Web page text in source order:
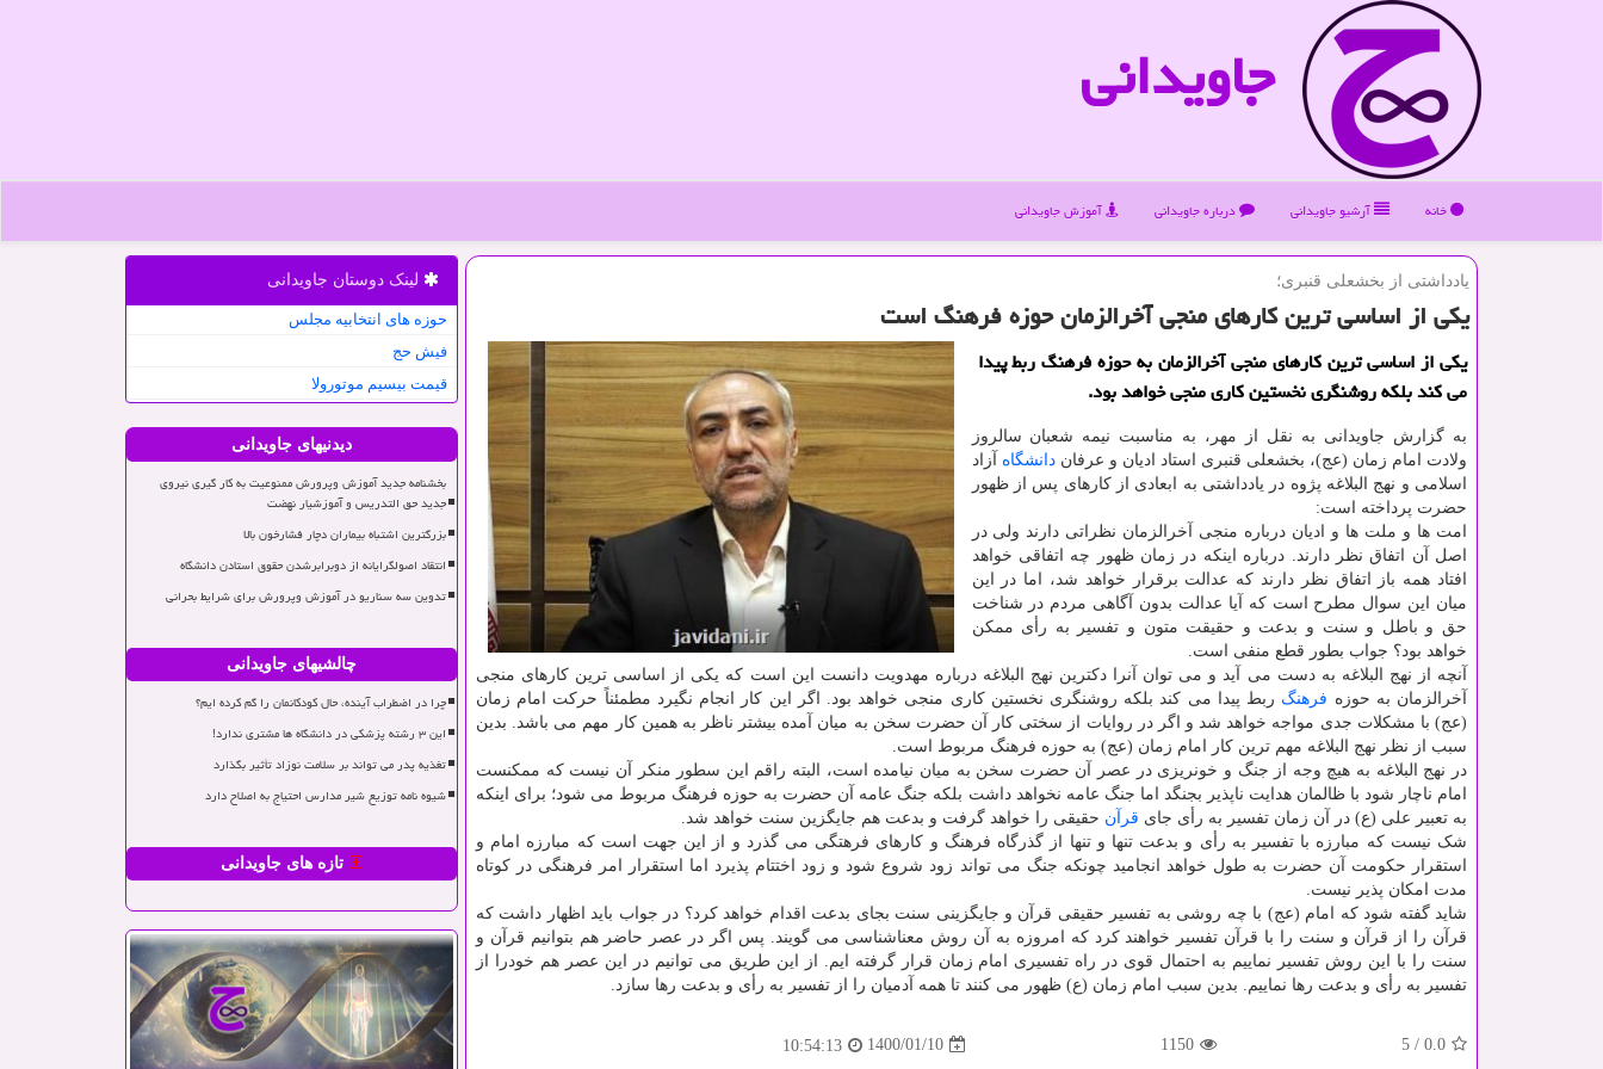
جاویدانی
خانه آرشیو جاویدانی درباره جاویدانی آموزش جاویدانی
یادداشتی از بخشعلی قنبری؛
یكی از اساسی ترین كارهای منجی آخرالزمان حوزه فرهنگ است
یکی از اساسی ترین کارهای منجی آخرالزمان به حوزه فرهنگ ربط پیدا
می کند بلکه روشنگری نخستین کاری منجی خواهد بود.
به گزارش جاویدانی به نقل از مهر، به مناسبت نیمه شعبان سالروز
ولادت امام زمان (عج)، بخشعلی قنبری استاد ادیان و عرفاندانشگاه آزاد
اسلامی و نهج البلاغه پژوه در یادداشتی به ابعادی از کارهای پس از ظهور
حضرت پرداخته است:
امت ها و ملت ها و ادیان درباره منجی آخرالزمان نظراتی دارند ولی در
اصل آن اتفاق نظر دارند. درباره اینکه در زمان ظهور چه اتفاقی خواهد
افتاد همه باز اتفاق نظر دارند که عدالت برقرار خواهد شد، اما در این
میان این سوال مطرح است که آیا عدالت بدون آگاهی مردم در شناخت
حق و باطل و سنت و بدعت و حقیقت متون و تفسیر به رأی ممکن
خواهد بود؟ جواب بطور قطع منفی است.
آنچه از نهج البلاغه به دست می آید و می توان آنرا دکترین نهج البلاغه درباره مهدویت دانست این است که یکی از اساسی ترین کارهای منجی
آخرالزمان به حوزه فرهنگ ربط پیدا می کند بلکه روشنگری نخستین کاری منجی خواهد بود. اگر این کار انجام نگیرد مطمئناً حرکت امام زمان
(عج) با مشکلات جدی مواجه خواهد شد و اگر در روایات از سختی کار آن حضرت سخن به میان آمده بیشتر ناظر به همین کار مهم می باشد. بدین
سبب از نظر نهج البلاغه مهم ترین کار امام زمان (عج) به حوزه فرهنگ مربوط است.
در نهج البلاغه به هیچ وجه از جنگ و خونریزی در عصر آن حضرت سخن به میان نیامده است، البته راقم این سطور منکر آن نیست که ممکنست
امام ناچار شود با ظالمان هدایت ناپذیر بجنگد اما جنگ عامه نخواهد داشت بلکه جنگ عامه آن حضرت به حوزه فرهنگ مربوط می شود؛ برای اینکه
به تعبیر علی (ع) در آن زمان تفسیر به رأی جای قرآن حقیقی را خواهد گرفت و بدعت هم جایگزین سنت خواهد شد.
شک نیست که مبارزه با تفسیر به رأی و بدعت تنها و تنها از گذرگاه فرهنگ و کارهای فرهتگی می گذرد و از این جهت است که مبارزه امام و
استقرار حکومت آن حضرت به طول خواهد انجامید چونکه جنگ می تواند زود شروع شود و زود اختتام پذیرد اما استقرار امر فرهنگی در کوتاه
مدت امکان پذیر نیست.
شاید گفته شود که امام (عج) با چه روشی به تفسیر حقیقی قرآن و جایگزینی سنت بجای بدعت اقدام خواهد کرد؟ در جواب باید اظهار داشت که
قرآن را از قرآن و سنت را با قرآن تفسیر خواهند کرد که امروزه به آن روش معناشناسی می گویند. پس اگر در عصر حاضر هم بتوانیم قرآن و
سنت را با این روش تفسیر نماییم به احتمال قوی در راه تفسیری امام زمان قرار گرفته ایم. از این طریق می توانیم در این عصر هم خودرا از
تفسیر به رأی و بدعت رها نماییم. بدین سبب امام زمان (ع) ظهور می کنند تا همه آدمیان را از تفسیر به رأی و بدعت رها سازد.
0.0
/
5
1150
1400/01/10
10:54:13
لینک دوستان جاویدانی
حوزه های انتخابیه مجلس
فیش حج
قیمت بیسیم موتورولا
دیدنیهای جاویدانی
بخشنامه جدید آموزش وپرورش ممنوعیت به کار گیری نیروی
جدید حق التدریس و آموزشیار نهضت
بزرگترین اشتباه بیماران دچار فشارخون بالا
انتقاد اصولگرایانه از دوبرابرشدن حقوق استادن دانشگاه
تدوین سه سناریو در آموزش وپرورش برای شرایط بحرانی
چالشیهای جاویدانی
چرا در اضطراب آینده، حال کودکانمان را گم کرده ایم؟
این ۳ رشته پزشکی در دانشگاه ها مشتری ندارد!
تغذیه پدر می تواند بر سلامت نوزاد تأثیر بگذارد
شیوه نامه توزیع شیر مدارس احتیاج به اصلاح دارد
تازه های جاویدانی